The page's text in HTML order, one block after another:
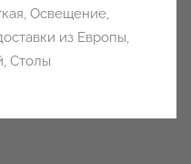
, Освещение,
из Европы,
, Столы